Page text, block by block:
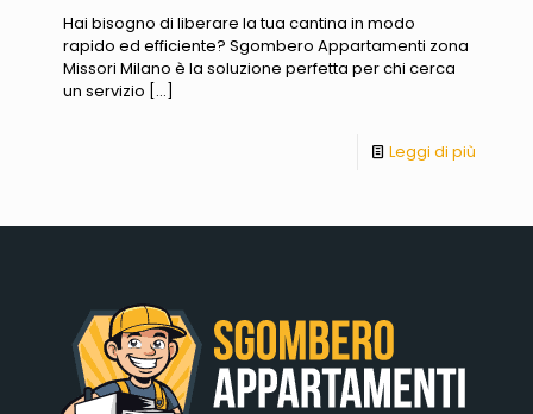
Hai bisogno di liberare la tua cantina in modo
rapido ed efficiente? Sgombero Appartamenti zona
Missori Milano è la soluzione perfetta per chi cerca
un servizio […]
Leggi di più